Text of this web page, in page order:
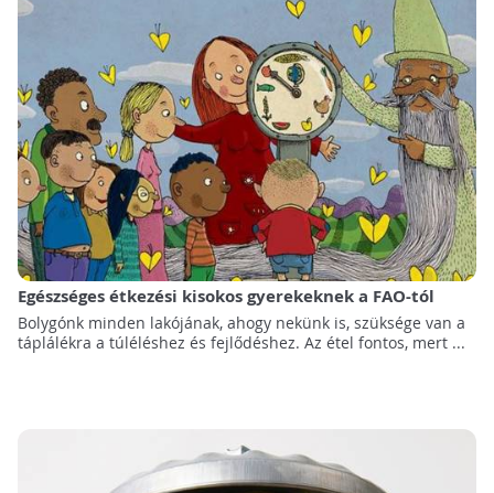
Egészséges étkezési kisokos gyerekeknek a FAO-tól
Bolygónk minden lakójának, ahogy nekünk is, szüksége van a
táplálékra a túléléshez és fejlődéshez. Az étel fontos, mert ...